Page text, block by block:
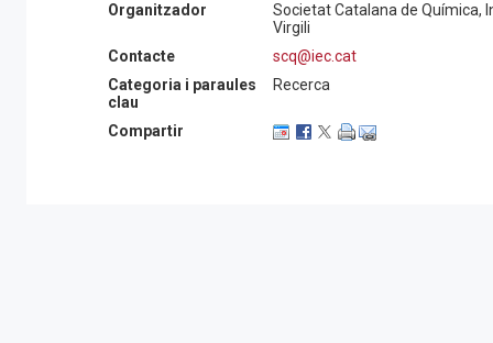
Organitzador
Societat Catalana de Química,
Virgili
Contacte
scq@iec.cat
Categoria i paraules
clau
Recerca
Compartir